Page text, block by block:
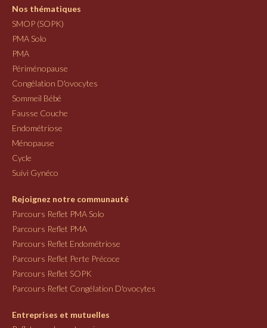
Nos thématiques
SMOP (SOPK)
PMA Solo
PMA
Périménopause
Congélation D'ovocytes
Sommeil Bébé
Fausse Couche
Endométriose
Ménopause
Cycle
Suivi Gynéco
Rejoignez notre communauté
Parcours Reflet PMA Solo
Parcours Reflet PMA
Parcours Reflet Endométriose
Parcours Reflet Perte Précoce
Parcours Reflet SOPK
Parcours Reflet Congélation D'ovocytes
Entreprises et mutuelles